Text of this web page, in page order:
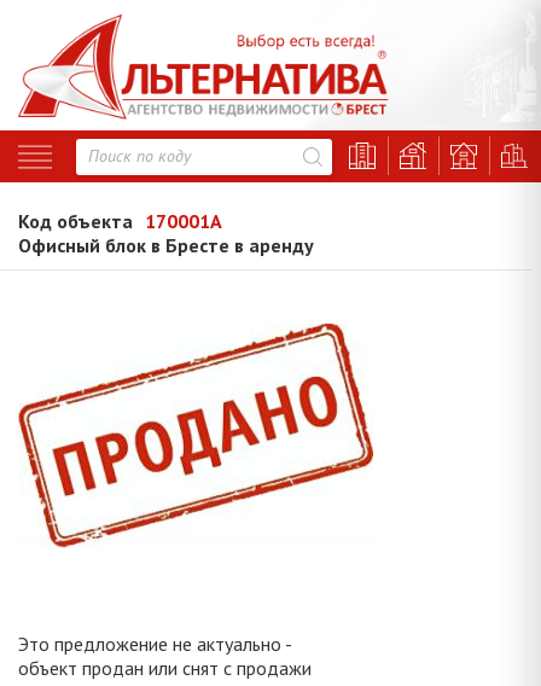
Код объекта 170001A
Офисный блок в Бресте в аренду
Это предложение не актуально -
объект продан или снят с продажи